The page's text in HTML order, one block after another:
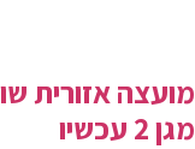
מועצה אזורית
מגן 2 עכשיו